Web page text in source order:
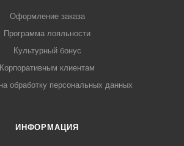
Оформление заказа
Программа лояльности
Культурный бонус
Корпоративным клиентам
обработку персональных данных
ИНФОРМАЦИЯ